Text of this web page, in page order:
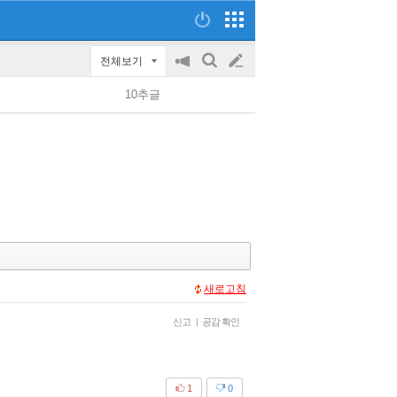
전체보기
공
on/off
검
글
쓰
10추글
새로고침
신고 | 공감 확인
0
1